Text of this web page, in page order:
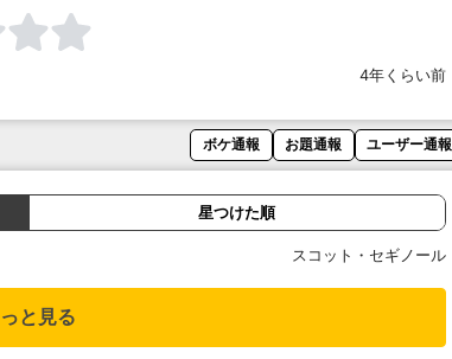
4年くらい前
ボケ通報 お題通報 ユーザー通報
星つけた順
スコット・セギノール
と見る